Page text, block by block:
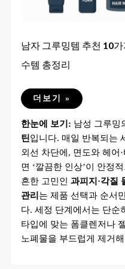
남자 그루밍템 추천 10가
수템 총정리
남
루
템
추
천
10
가
지
|
스
킨
·
로
션
·
더보기 »
한눈에 보기: 남성 그루밍
틴입니다. 매일 반복되
외선 차단에, 면도와 헤어
면 ‘깔끔한 인상’이 안정
흔한 고민인 과피지·각질
관리는 제품 선택과 순서
다. 세정 단계에서는 단순
타입에 맞는 폼클렌저나
노폐물을 부드럽게 제거